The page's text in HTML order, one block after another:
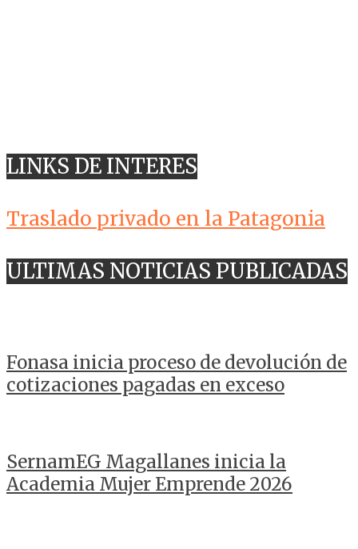
LINKS DE INTERES
Traslado privado en la Patagonia
ULTIMAS NOTICIAS PUBLICADAS
Fonasa inicia proceso de devolución de
cotizaciones pagadas en exceso
SernamEG Magallanes inicia la
Academia Mujer Emprende 2026